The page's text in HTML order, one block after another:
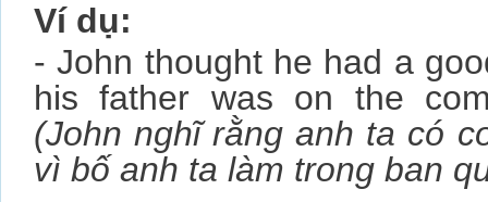
Ví dụ:
- John thought he had a
his father was on the
(John nghĩ rằng anh ta có
vì bố anh ta làm trong ban